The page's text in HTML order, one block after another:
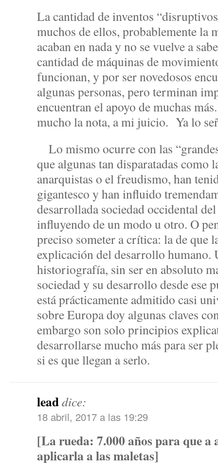
La cantidad de inventos
muchos de ellos, probablemente la
acaban en nada y no se vuelve a
cantidad de máquinas de
funcionan, y por ser novedosos
algunas personas, pero terminan
encuentran el apoyo de muchas
mucho la nota, a mi juicio. Ya lo
Lo mismo ocurre con las
que algunas tan disparatadas como
anarquistas o el freudismo, han
gigantesco y han influido
desarrollada sociedad occidental
influyendo de un modo u otro. O
preciso someter a crítica: la de que
explicación del desarrollo humano.
historiografía, sin ser en absoluto
sociedad y su desarrollo desde ese
está prácticamente admitido casi
sobre Europa doy algunas claves
embargo son solo principios
desarrollarse mucho más para ser
si es que llegan a serlo.
leaddice:
18 abril, 2017 a las 19:29
[La rueda: 7.000 años para que a
aplicarla a las maletas]